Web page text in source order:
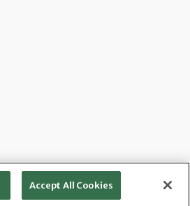
Accept All Cookies